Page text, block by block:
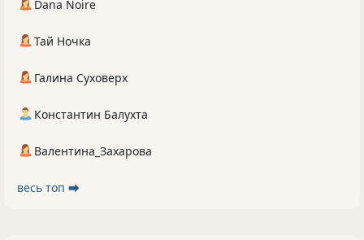
Dana Noire
Тай Ночка
Галина Суховерх
Константин Балухта
Валентина_Захарова
весь топ ⮕